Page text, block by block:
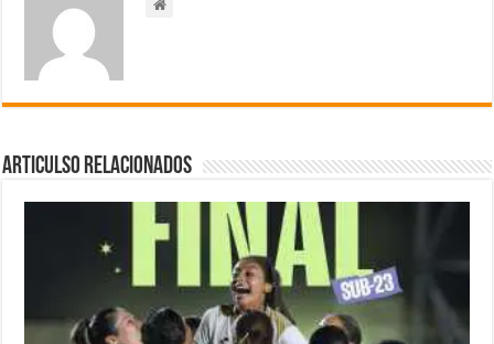
Articulso Relacionados